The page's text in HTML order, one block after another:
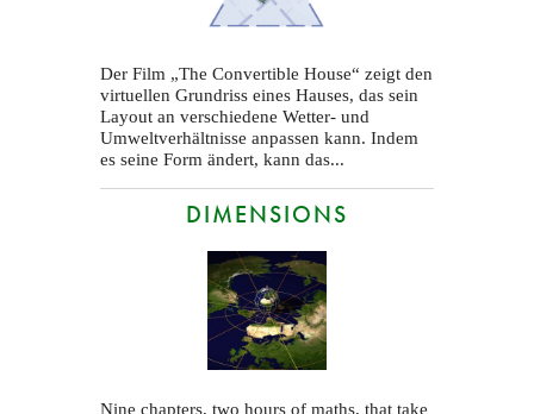
Der Film „The Convertible House“ zeigt den
virtuellen Grundriss eines Hauses, das sein
Layout an verschiedene Wetter- und
Umweltverhältnisse anpassen kann. Indem
es seine Form ändert, kann das...
DIMENSIONS
Nine chapters, two hours of maths, that take